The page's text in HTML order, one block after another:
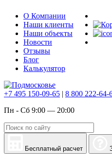
О Компании
Наши клиенты
Наши объекты
Новости
Отзывы
Блог
Калькулятор
+7 495 150-09-65 | 8 800 222-64-
Пн - Сб 9:00 — 20:00
Бесплатный расчет